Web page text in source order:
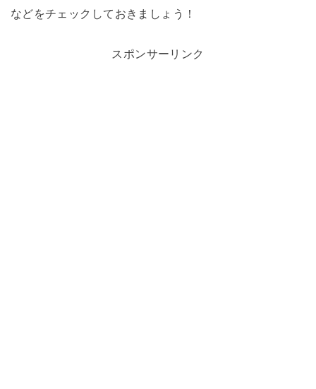
などをチェックしておきましょう！
スポンサーリンク